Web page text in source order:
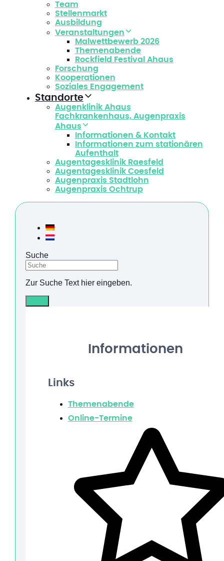
Team
Stellenmarkt
Ausbildung
Veranstaltungen
Malwettbewerb 2026
Themenabende
Rockfield Festival Ahaus
Forschung
Kooperationen
Soziales Engagement
Standorte
Augenklinik Ahaus
Fachkrankenhaus, Augenpraxis
Ahaus
Informationen & Kontakt
Informationen zum stationären
Aufenthalt
Augentagesklinik Raesfeld
Augentagesklinik Coesfeld
Augenpraxis Stadtlohn
Augenpraxis Ochtrup
Suche
Zur Suche Text hier eingeben.
Informationen
Links
Themenabende
Online-Termine